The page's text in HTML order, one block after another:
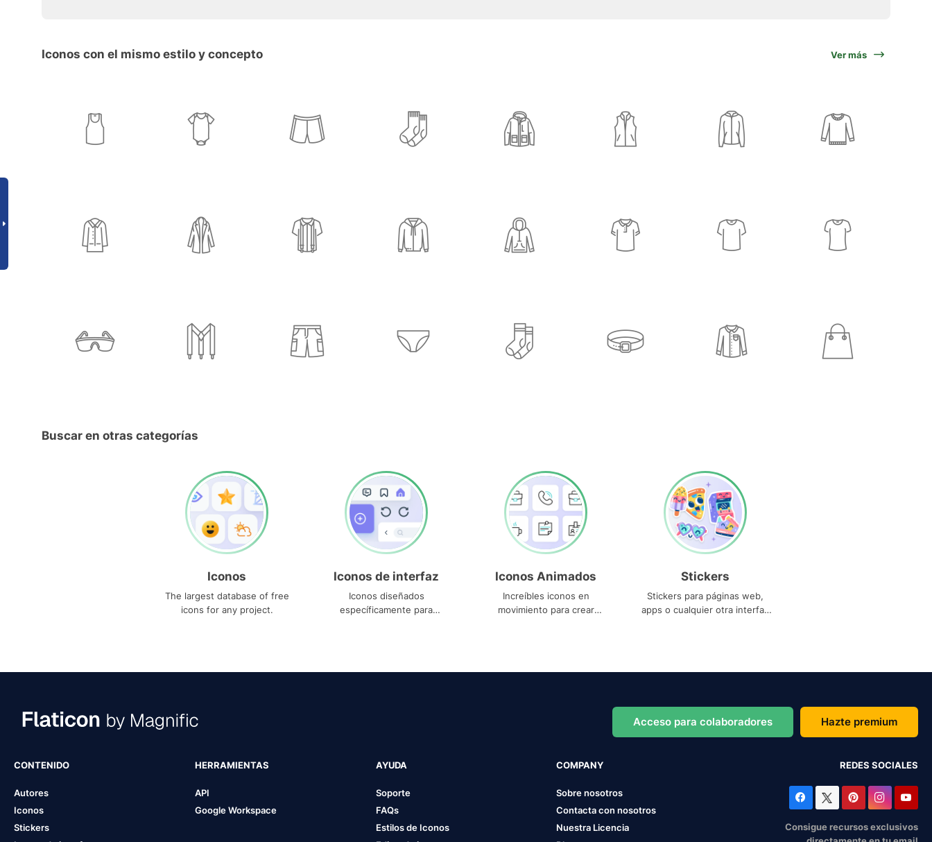
Iconos con el mismo estilo y concepto Ver más
Buscar en otras categorías
Iconos
The largest database of free
icons for any project.
Iconos de interfaz
Iconos diseñados
específicamente para
Iconos Animados
Increíbles iconos en
movimiento para crear
Stickers
Stickers para páginas web,
apps o cualquier otra interfaz
Acceso para colaboradores Hazte premium
CONTENIDO
Autores
Iconos
Stickers
HERRAMIENTAS
API
Google Workspace
AYUDA
Soporte
FAQs
Estilos de Iconos
COMPANY
Sobre nosotros
Contacta con nosotros
Nuestra Licencia
REDES SOCIALES
Consigue recursos exclusivos